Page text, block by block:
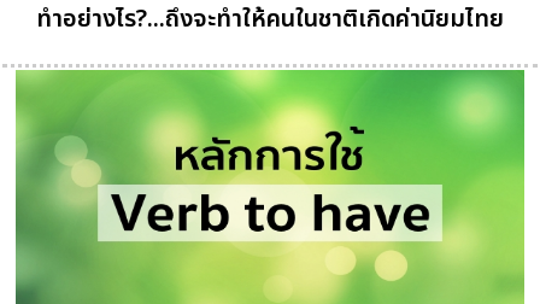
ทำอย่างไร?...ถึงจะทำให้คนในชาติเกิดค่านิยมไทย